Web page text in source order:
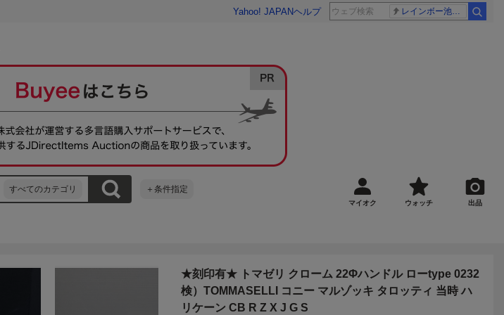
Yahoo! JAPANヘルプ レインボー池田 佐藤佳奈アナ
すべてのカテゴリ ＋条件指定
マイオク ウォッチ 出品
★刻印有★ トマゼリ クローム 22Φハンドル ローtype 0232
検）TOMMASELLI コニー マルゾッキ タロッティ 当時 ハ
リケーン CB R Z X J G S